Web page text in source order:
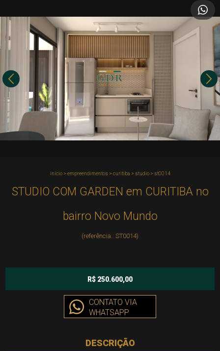
início> empreendimentos > curitiba > studio> st0014
STUDIO COM GARDEN em CURITIBA no
bairro Novo Mundo
(referência.: ST0014)
R$ 250.600,00
CONTATO VIA
WHATSAPP
DESCRIÇÃO